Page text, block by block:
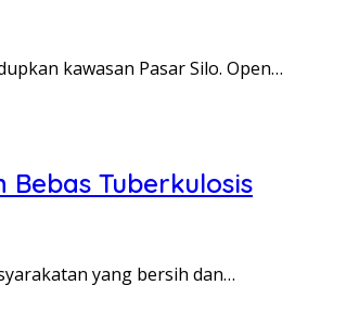
kawasan Pasar Silo. Open…
Tuberkulosis
yang bersih dan…